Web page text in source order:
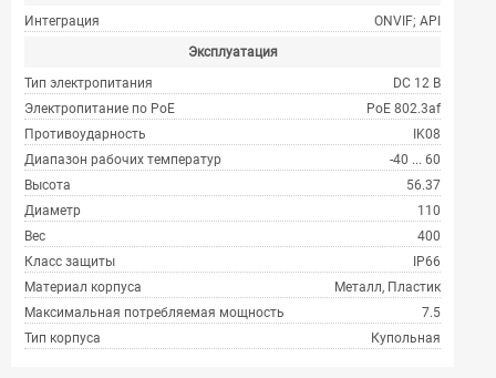
Интеграция
ONVIF; API
Эксплуатация
Тип электропитания
DC 12 В
Электропитание по PoE
PoE 802.3af
Противоударность
IK08
Диапазон рабочих температур
-40 ... 60
Высота
56.37
Диаметр
110
Вес
400
Класс защиты
IP66
Материал корпуса
Металл, Пластик
Максимальная потребляемая мощность
7.5
Тип корпуса
Купольная